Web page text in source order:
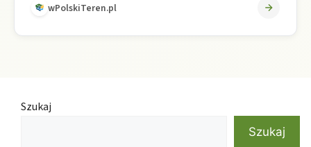
wPolskiTeren.pl
Szukaj
Szukaj